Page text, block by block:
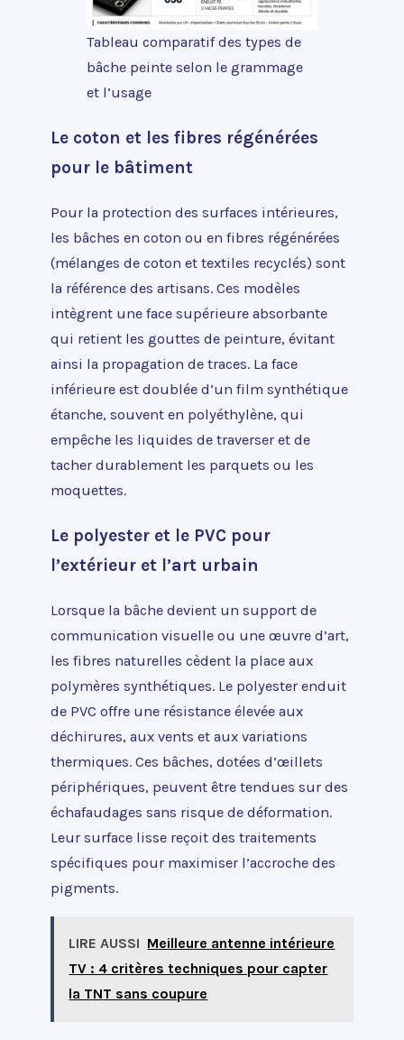
Tableau comparatif des types de
bâche peinte selon le grammage
et l’usage
Le coton et les fibres régénérées
pour le bâtiment
Pour la protection des surfaces intérieures,
les bâches en coton ou en fibres régénérées
(mélanges de coton et textiles recyclés) sont
la référence des artisans. Ces modèles
intègrent une face supérieure absorbante
qui retient les gouttes de peinture, évitant
ainsi la propagation de traces. La face
inférieure est doublée d’un film synthétique
étanche, souvent en polyéthylène, qui
empêche les liquides de traverser et de
tacher durablement les parquets ou les
moquettes.
Le polyester et le PVC pour
l’extérieur et l’art urbain
Lorsque la bâche devient un support de
communication visuelle ou une œuvre d’art,
les fibres naturelles cèdent la place aux
polymères synthétiques. Le polyester enduit
de PVC offre une résistance élevée aux
déchirures, aux vents et aux variations
thermiques. Ces bâches, dotées d’œillets
périphériques, peuvent être tendues sur des
échafaudages sans risque de déformation.
Leur surface lisse reçoit des traitements
spécifiques pour maximiser l’accroche des
pigments.
LIRE AUSSI Meilleure antenne intérieure
TV : 4 critères techniques pour capter
la TNT sans coupure